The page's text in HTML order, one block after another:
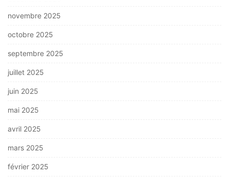
novembre 2025
octobre 2025
septembre 2025
juillet 2025
juin 2025
mai 2025
avril 2025
mars 2025
février 2025